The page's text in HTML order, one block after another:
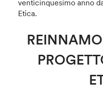
venticinquesimo anno
Etica.